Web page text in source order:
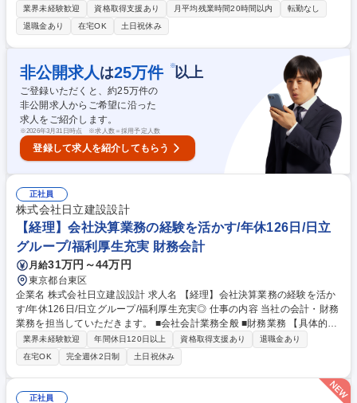
経理実務を担っていただき、将来的には部門内で中心的な役割を果たして
いただくことを期待しています 【業務内容】■預金管理、資金管理■支払
処理、経費精算(内容確認含む)■仕訳計上、帳簿管理(レビュー含む)■売掛
金・債権管理■固定資産管理■商標等の無形資産管理■月次・年次決算対応
(進行管理含む)■予算策定および予実管理(管理会計)■金融機関、税理士等
の外部関係者対応■経理関連システム運用・管理 ※また業務フローの見直
しや効率化,システム活用の高度化 等、実務に基づいた改善活動にも主体
的に関与いただきます 募集職種 【東京】経理｜業界最大級／福利厚生◎
年間休日120日以上
業界未経験歓迎 資格取得支援あり 月平均残業時間20時間以内
転勤なし
退職金あり
在宅OK 土日祝休み
非公開求人 は25万件 ※以上
ご登録いただくと、約25万件の
非公開求人からご希望に沿った
求人をご紹介します。
※2026年3月31日時点 ※求人数＝採用予定人数
登録して求人を紹介してもらう
正社員
株式会社日立建設設計
【経理】会社決算業務の経験を活かす/年休126日/日立
グループ/福利厚生充実 財務会計
月給31万円～44万円
東京都台東区
企業名 株式会社日立建設設計 求人名 【経理】会社決算業務の経験を活か
す/年休126日/日立グループ/福利厚生充実◎ 仕事の内容 当社の会計・財務
業務を担当していただきます。 ■会社会計業務全般 ■財務業務 【具体的に
は】 ・決算書作成・納税・原価計算・原価管理・財産管理他 ・資金管
理・予算管理他 【採用背景】案件の増加に伴い、業務の効率の改善を目指
しての採用になります。チームとして自分の持っているスキル還元してい
きたい方を歓迎します。 募集職種 【経理】会社決算業務の経験を活かす/
年休126日/日立グループ/福利厚生充実◎
業界未経験歓迎 年間休日120日以上 資格取得支援あり
退職金あり
在宅OK
完全週休2日制 土日祝休み
正社員